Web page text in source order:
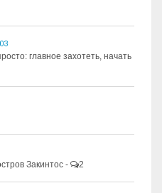
главное захотеть, начать
Закинтос - 2